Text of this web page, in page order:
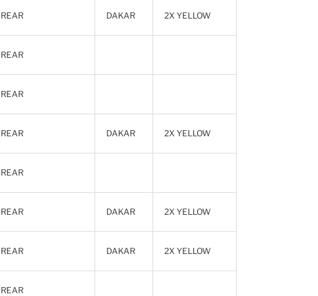
REAR DAKAR 2X YELLOW
REAR
REAR
REAR DAKAR 2X YELLOW
REAR
REAR DAKAR 2X YELLOW
REAR DAKAR 2X YELLOW
REAR